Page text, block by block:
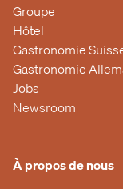
Groupe
Hôtel
Gastronomie
Gastronomie
Jobs
Newsroom
À propos de nous